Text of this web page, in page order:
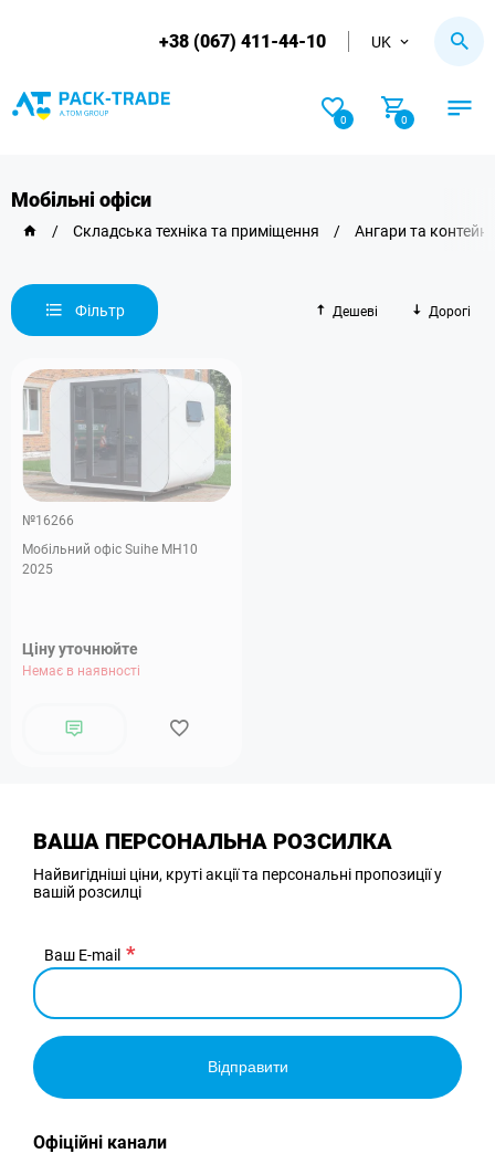
+38 (067) 411-44-10 UK
0 0
Мобільні офіси
/ Складська техніка та приміщення / Ангари та
Фільтр Дешеві Дорогі
№16266
Мобільний офіс Suihe MH10
2025
Ціну уточнюйте
Немає в наявності
ВАША ПЕРСОНАЛЬНА РОЗСИЛКА
Найвигідніші ціни, круті акції та персональні пропозиції у
вашій розсилці
Ваш E-mail
Відправити
Офіційні канали